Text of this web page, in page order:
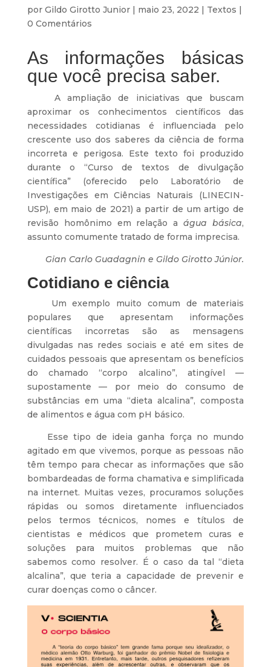
por Gildo Girotto Junior| maio 23, 2022 Textos
0 Comentários
As informações básicas
que você precisa saber.
A ampliação de iniciativas que buscam
aproximar os conhecimentos científicos das
necessidades cotidianas é influenciada pelo
crescente uso dos saberes da ciência de forma
incorreta e perigosa. Este texto foi produzido
durante o “Curso de textos de divulgação
científica” (oferecido pelo Laboratório de
Investigações em Ciências Naturais (LINECIN-
USP), em maio de 2021) a partir de um artigo de
revisão homônimo em relação aágua básica,
assunto comumente tratado de forma imprecisa.
Gian Carlo Guadagnin e Gildo Girotto Júnior.
Cotidiano e ciência
Um exemplo muito comum de materiais
populares que apresentam informações
científicas incorretas são as mensagens
divulgadas nas redes sociais e até em sites de
cuidados pessoais que apresentam os benefícios
do chamado “corpo alcalino”, atingível —
supostamente — por meio do consumo de
substâncias em uma “dieta alcalina”, composta
de alimentos e água com pH básico.
Esse tipo de ideia ganha força no mundo
agitado em que vivemos, porque as pessoas não
têm tempo para checar as informações que são
bombardeadas de forma chamativa e simplificada
na internet. Muitas vezes, procuramos soluções
rápidas ou somos diretamente influenciados
pelos termos técnicos, nomes e títulos de
cientistas e médicos que prometem curas e
soluções para muitos problemas que não
sabemos como resolver. É o caso da tal “dieta
alcalina”, que teria a capacidade de prevenir e
curar doenças como o câncer.